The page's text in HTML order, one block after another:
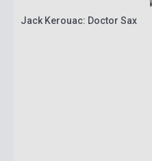
Jack Kerouac: Doctor Sax